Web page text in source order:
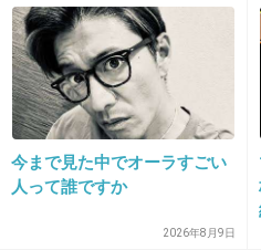
13. 匿名2014/11/07(金) 21:29:08
お馴染みの“絶賛の声”
14. 匿名2014/11/07(金) 21:29:12
ドラゴン桜の時の紗栄
今まで見た中でオーラすごい
人って誰ですか
2026年8月9日